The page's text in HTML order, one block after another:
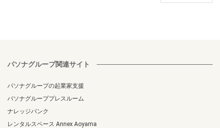
パソナグループ関連サイト
パソナグループの起業家支援
パソナグループプレスルーム
ナレッジバンク
レンタルスペース Annex Aoyama